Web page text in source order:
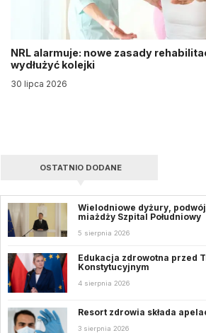
NRL alarmuje: nowe zasady
wydłużyć kolejki
30 lipca 2026
OSTATNIO DODANE
Wielodniowe dyżury,
miażdży Szpital Południowy
5 sierpnia 2026
Edukacja zdrowotna przed
Konstytucyjnym
4 sierpnia 2026
Resort zdrowia składa
3 sierpnia 2026